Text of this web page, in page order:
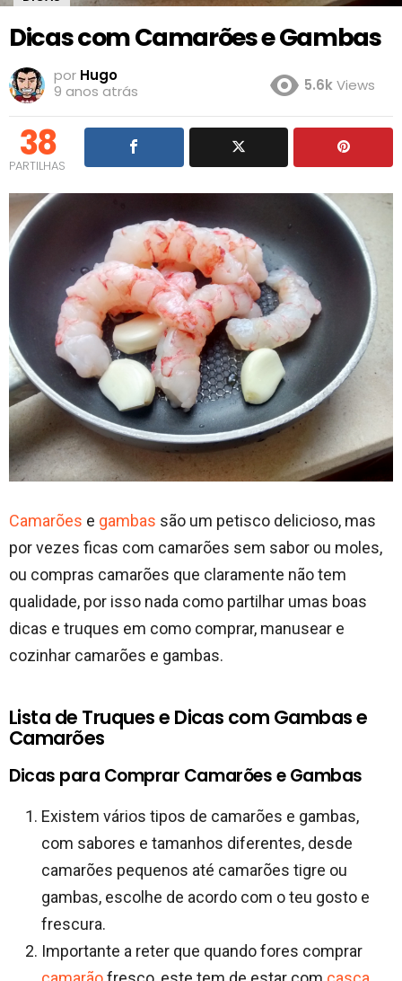
Dicas com Camarões e Gambas
por Hugo
9 anos atrás
5.6kViews
38
PARTILHAS
Camarões e gambas são um petisco delicioso, mas
por vezes ficas com camarões sem sabor ou moles,
ou compras camarões que claramente não tem
qualidade, por isso nada como partilhar umas boas
dicas e truques em como comprar, manusear e
cozinhar camarões e gambas.
Lista de Truques e Dicas com Gambas e
Camarões
Dicas para Comprar Camarões e Gambas
Existem vários tipos de camarões e gambas,
com sabores e tamanhos diferentes, desde
camarões pequenos até camarões tigre ou
gambas, escolhe de acordo com o teu gosto e
frescura.
Importante a reter que quando fores comprar